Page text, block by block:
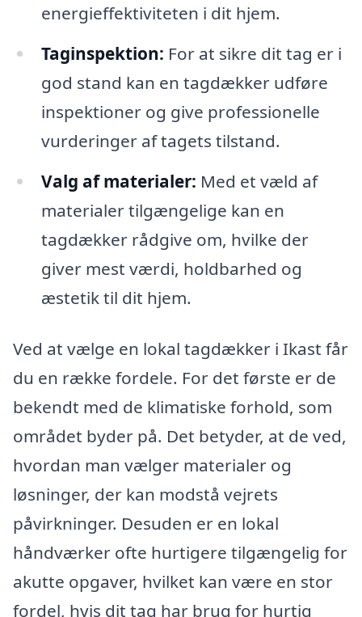
energieffektiviteten i dit hjem.
Taginspektion: For at sikre dit tag er i
god stand kan en tagdækker udføre
inspektioner og give professionelle
vurderinger af tagets tilstand.
Valg af materialer: Med et væld af
materialer tilgængelige kan en
tagdækker rådgive om, hvilke der
giver mest værdi, holdbarhed og
æstetik til dit hjem.
Ved at vælge en lokal tagdækker i Ikast får
du en række fordele. For det første er de
bekendt med de klimatiske forhold, som
området byder på. Det betyder, at de ved,
hvordan man vælger materialer og
løsninger, der kan modstå vejrets
påvirkninger. Desuden er en lokal
håndværker ofte hurtigere tilgængelig for
akutte opgaver, hvilket kan være en stor
fordel, hvis dit tag har brug for hurtig